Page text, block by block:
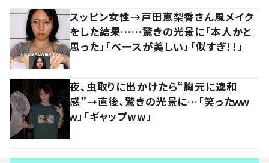
スッピン女性→戸田恵梨香さん風メイク
をした結果……驚きの光景に「本人かと
思った」「ベースが美しい」「似すぎ！！」
夜、虫取りに出かけたら“胸元に違和
感”→直後、驚きの光景に…「笑ったｗｗ
ｗ」「ギャップww」